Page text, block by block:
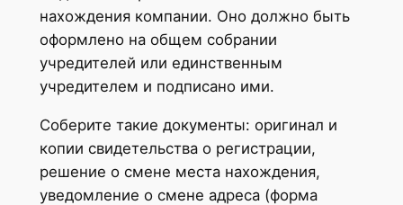
нахождения компании. Оно должно быть
оформлено на общем собрании
учредителей или единственным
учредителем и подписано ими.
Соберите такие документы: оригинал и
копии свидетельства о регистрации,
решение о смене места нахождения,
уведомление о смене адреса (форма